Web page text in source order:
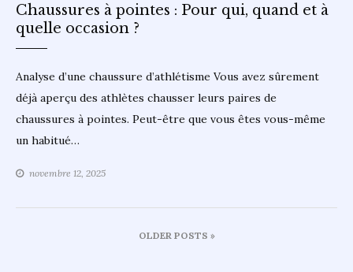
Chaussures à pointes : Pour qui, quand et à
quelle occasion ?
Analyse d’une chaussure d’athlétisme Vous avez sûrement
déjà aperçu des athlètes chausser leurs paires de
chaussures à pointes. Peut-être que vous êtes vous-même
un habitué…
novembre 12, 2025
Navigation
OLDER POSTS »